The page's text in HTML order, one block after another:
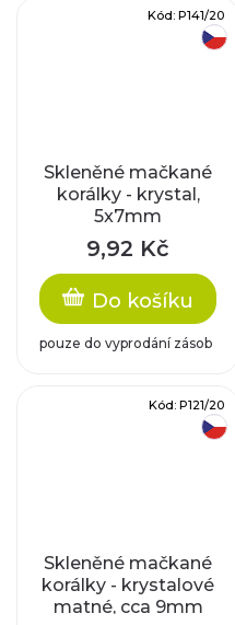
Skleněné mačkané
korálky - krystal,
5x7mm
9,92 Kč
Do košíku
pouze do vyprodání zásob
Kód: P141/20
Skleněné mačkané
korálky - krystalové
matné, cca 9mm
Kód: P121/20